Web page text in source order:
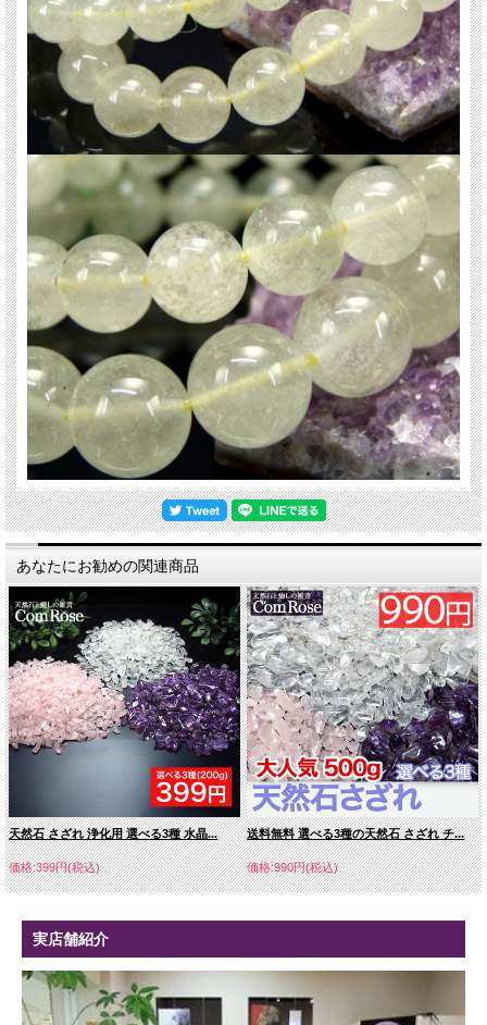
天然石 パワーストーン 海外直輸入 バイヤー厳選 プレゼント ギフト メンズ レデ
ィース 卸し 卸価格 実店舗 ハンドメイド サイズ直し コムローズ comrose
あなたにお勧めの関連商品
天然石 さざれ 浄化用 選べる3種 水晶...
価格:399円(税込)
送料無料 選べる3種の天然石 さざれ チ...
価格:990円(税込)
実店舗紹介